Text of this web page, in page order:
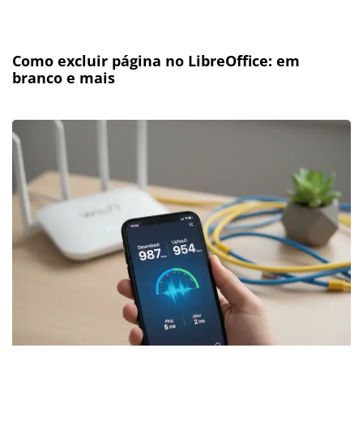
Como excluir página no LibreOffice: em
branco e mais